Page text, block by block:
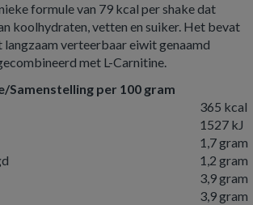
formule van 79 kcal per shake dat
koolhydraten, vetten en suiker. Het bevat
langzaam verteerbaar eiwit genaamd
met L-Carnitine.
Samenstelling per 100 gram
365 kcal
1527 kJ
1,7 gram
1,2 gram
3,9 gram
3,9 gram